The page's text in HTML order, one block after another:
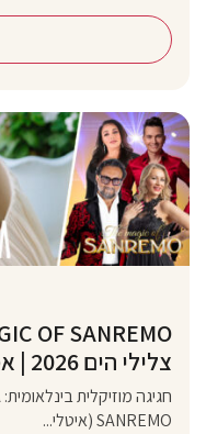
צלילי הים 2026 | אמפי אשדוד | 13 ביוני
SANREMO (איטלי...